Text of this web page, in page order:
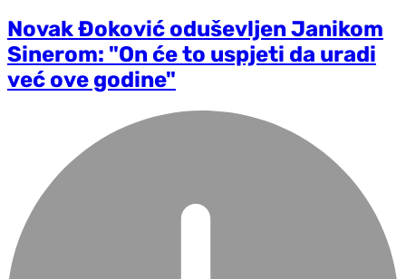
Novak Đoković oduševljen Janikom
Sinerom: "On će to uspjeti da uradi
već ove godine"